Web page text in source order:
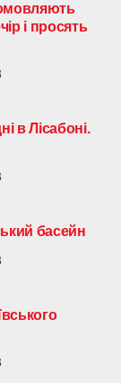
і просять
в Лісабоні.
басейн